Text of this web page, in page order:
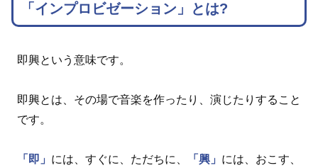
「インプロビゼーション」とは?
即興という意味です。
即興とは、その場で音楽を作ったり、演じたりすること
です。
「即」 には、すぐに、ただちに、 「興」 には、おこす、